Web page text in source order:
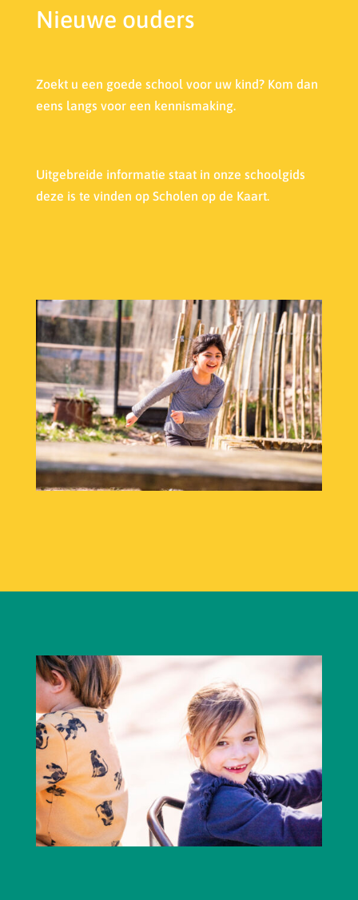
Nieuwe ouders
Zoekt u een goede school voor uw kind? Kom dan
eens langs voor een kennismaking.
Uitgebreide informatie staat in onze schoolgids
deze is te vinden op Scholen op de Kaart.